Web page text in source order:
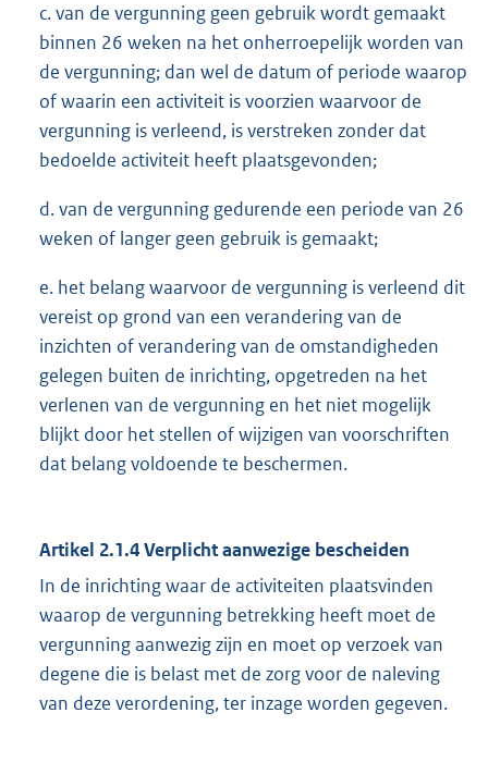
c. van de vergunning geen gebruik wordt gemaakt
binnen 26 weken na het onherroepelijk worden van
de vergunning; dan wel de datum of periode waarop
of waarin een activiteit is voorzien waarvoor de
vergunning is verleend, is verstreken zonder dat
bedoelde activiteit heeft plaatsgevonden;
d. van de vergunning gedurende een periode van 26
weken of langer geen gebruik is gemaakt;
e. het belang waarvoor de vergunning is verleend dit
vereist op grond van een verandering van de
inzichten of verandering van de omstandigheden
gelegen buiten de inrichting, opgetreden na het
verlenen van de vergunning en het niet mogelijk
blijkt door het stellen of wijzigen van voorschriften
dat belang voldoende te beschermen.
Artikel 2.1.4 Verplicht aanwezige bescheiden
In de inrichting waar de activiteiten plaatsvinden
waarop de vergunning betrekking heeft moet de
vergunning aanwezig zijn en moet op verzoek van
degene die is belast met de zorg voor de naleving
van deze verordening, ter inzage worden gegeven.